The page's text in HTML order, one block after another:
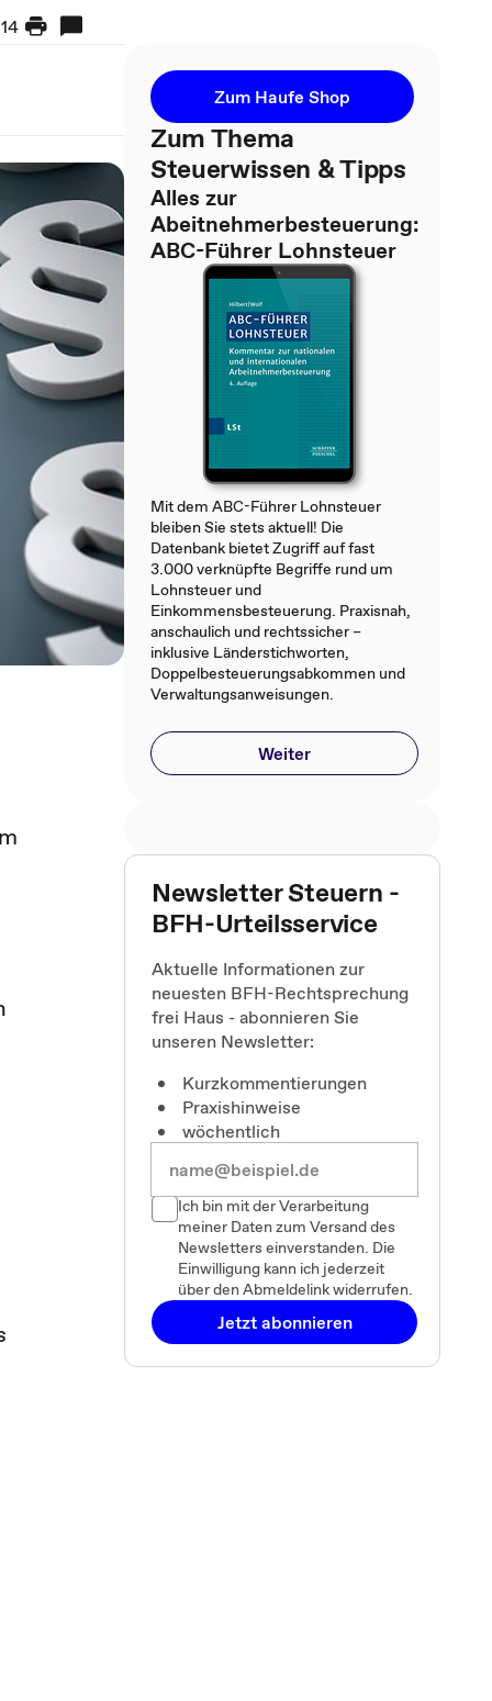
14
Zum Haufe Shop
Zum Thema
Steuerwissen & Tipps
Alles zur
Abeitnehmerbesteuerung:
ABC-Führer Lohnsteuer
Mit dem ABC-Führer Lohnsteuer
bleiben Sie stets aktuell! Die
Datenbank bietet Zugriff auf fast
3.000 verknüpfte Begriffe rund um
Lohnsteuer und
Einkommensbesteuerung. Praxisnah,
anschaulich und rechtssicher –
inklusive Länderstichworten,
Doppelbesteuerungsabkommen und
Verwaltungsanweisungen.
Weiter
Newsletter Steuern -
BFH-Urteilsservice
Aktuelle Informationen zur
neuesten BFH-Rechtsprechung
frei Haus - abonnieren Sie
unseren Newsletter:
Kurzkommentierungen
Praxishinweise
wöchentlich
Ich bin mit der Verarbeitung
meiner Daten zum Versand des
Newsletters einverstanden. Die
Einwilligung kann ich jederzeit
über den Abmeldelink widerrufen.
Jetzt abonnieren